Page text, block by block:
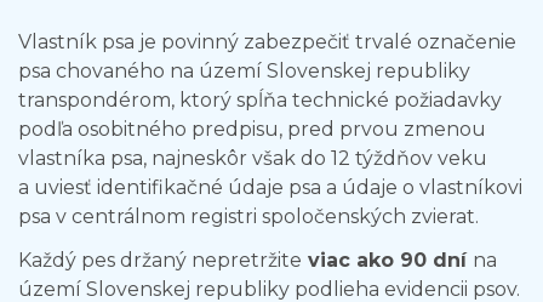
Vlastník psa je povinný zabezpečiť trvalé označenie
psa chovaného na území Slovenskej republiky
transpondérom, ktorý spĺňa technické požiadavky
podľa osobitného predpisu, pred prvou zmenou
vlastníka psa, najneskôr však do 12 týždňov veku
a uviesť identifikačné údaje psa a údaje o vlastníkovi
psa v centrálnom registri spoločenských zvierat.
Každý pes držaný nepretržite viac ako 90 dní na
území Slovenskej republiky podlieha evidencii psov.